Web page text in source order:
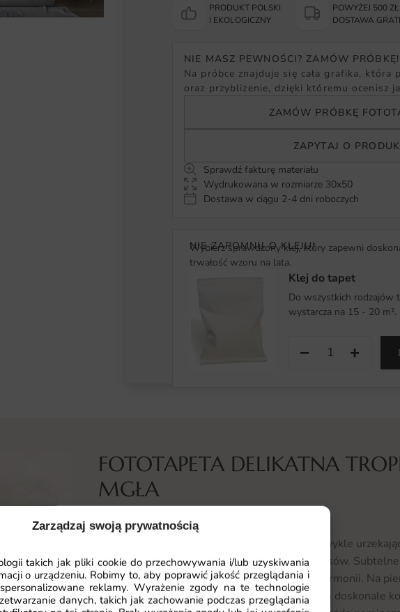
Zarządzaj swoją prywatnością
takich jak pliki cookie do przechowywania i/lub uzyskiwania
o urządzeniu. Robimy to, aby poprawić jakość przeglądania i
reklamy. Wyrażenie zgody na te technologie
danych, takich jak zachowanie podczas przeglądania
PRODUKT POLSKI
I EKOLOGICZNY
POWYŻEJ 500 ZŁ
DOSTAWA
NIE MASZ PEWNOŚCI? ZAMÓW PRÓBKĘ!
Na próbce znajduje się cała grafika, która
oraz przybliżenie, dzięki któremu ocenisz
ZAMÓW PRÓBKĘ
ZAPYTAJ O
Sprawdź fakturę materiału
Wydrukowana w rozmiarze 30x50
Dostawa w ciągu 2-4 dni roboczych
NIE ZAPOMNIJ O KLEJU!
Wybierz sprawdzony klej, który zapewni
trwałość wzoru na lata.
Klej do tapet
Do wszystkich rodzajów
wystarcza na 15 - 20 m².
− +
FOTOTAPETA DELIKATNA
MGŁA
Co przedstawia ta fototapeta
Fototapeta Delikatna Tropikalna Mgła to niezwykle
przenosi nas w magiczny świat tropikalnych lasów.
mistyczna mgła tworzą atmosferę spokoju i harmonii. Na
widoczne są tropikalne liście oraz kwiaty, które doskonale